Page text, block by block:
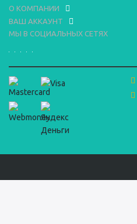
О КОМПАНИИ
ВАШ АККАУНТ
МЫ В СОЦИАЛЬНЫХ СЕТЯХ